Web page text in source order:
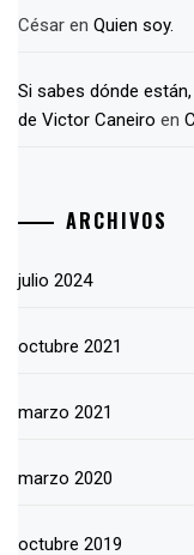
César en Quien soy.
Si sabes dónde
de Victor Caneiro en
ARCHIVOS
julio 2024
octubre 2021
marzo 2021
marzo 2020
octubre 2019